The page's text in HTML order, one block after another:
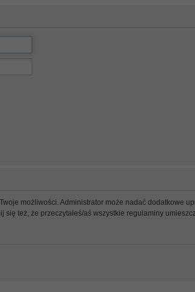
możliwości. Administrator może nadać dodatkowe
też, że przeczytałeś/aś wszystkie regulaminy